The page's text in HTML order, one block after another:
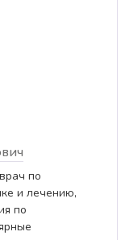
по
и лечению,
по